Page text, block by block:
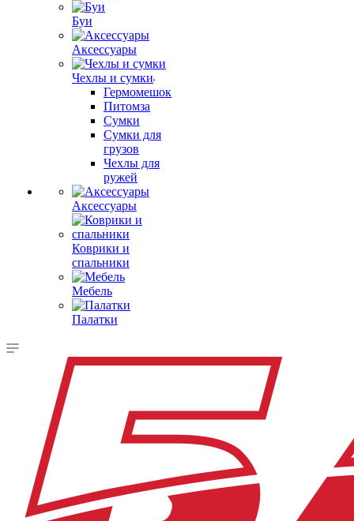
Буи
Аксессуары
Чехлы и сумки
Гермомешок
Питомза
Сумки
Сумки для
грузов
Чехлы для
ружей
Аксессуары
Коврики и
спальники
Мебель
Палатки